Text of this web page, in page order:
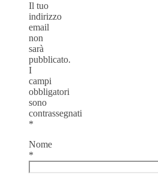
Il tuo
indirizzo
email
non
sarà
pubblicato.
I
campi
obbligatori
sono
contrassegnati
*
Nome
*